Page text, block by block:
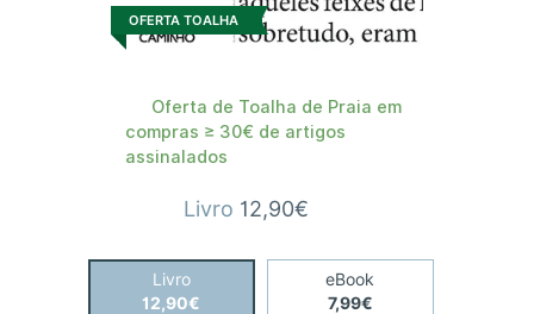
OFERTA TOALHA
Oferta de Toalha de Praia em
compras ≥ 30€ de artigos
assinalados
Livro 12,90€
Livro
12,90€
eBook
7,99€